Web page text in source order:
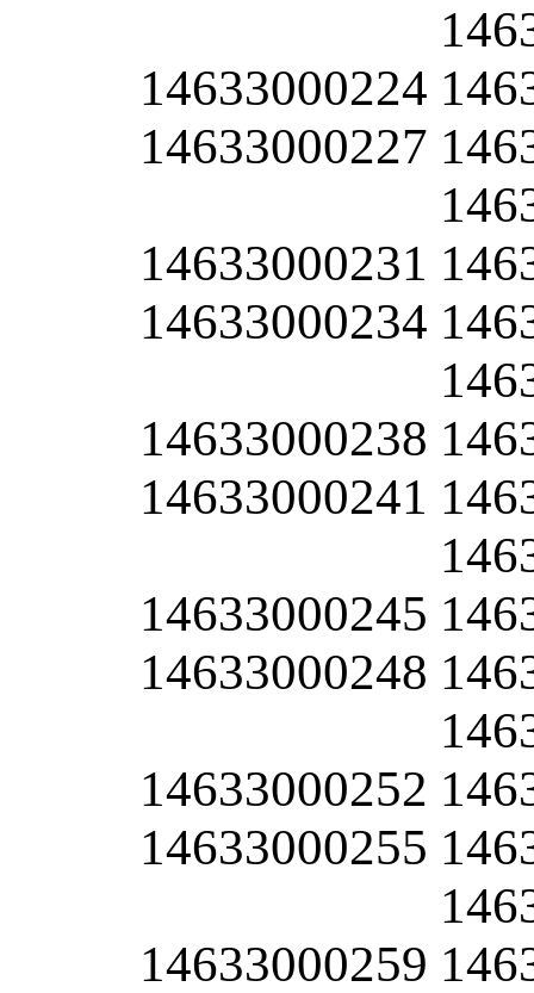
14633000224
14633000227
14633000231
14633000234
14633000238
14633000241
14633000245
14633000248
14633000252
14633000255
14633000259